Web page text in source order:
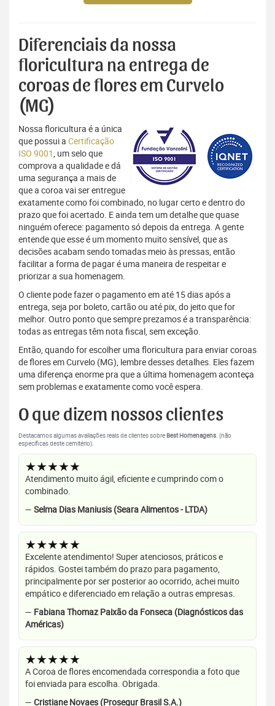
Diferenciais da nossa
floricultura na entrega de
coroas de flores em Curvelo
(MG)
Nossa floricultura é a única
que possui a Certificação
ISO 9001, um selo que
comprova a qualidade e dá
uma segurança a mais de
que a coroa vai ser entregue
exatamente como foi combinado, no lugar certo e dentro do
prazo que foi acertado. E ainda tem um detalhe que quase
ninguém oferece: pagamento só depois da entrega. A gente
entende que esse é um momento muito sensível, que as
decisões acabam sendo tomadas meio às pressas, então
facilitar a forma de pagar é uma maneira de respeitar e
priorizar a sua homenagem.
O cliente pode fazer o pagamento em até 15 dias após a
entrega, seja por boleto, cartão ou até pix, do jeito que for
melhor. Outro ponto que sempre prezamos é a transparência:
todas as entregas têm nota fiscal, sem exceção.
Então, quando for escolher uma floricultura para enviar coroas
de flores em Curvelo (MG), lembre desses detalhes. Eles fazem
uma diferença enorme pra que a última homenagem aconteça
sem problemas e exatamente como você espera.
O que dizem nossos clientes
Destacamos algumas avaliações reais de clientes sobre Best Homenagens. (não
específicas deste cemitério).
★★★★★
Atendimento muito ágil, eficiente e cumprindo com o
combinado.
— Selma Dias Maniusis (Seara Alimentos - LTDA)
★★★★★
Excelente atendimento! Super atenciosos, práticos e
rápidos. Gostei também do prazo para pagamento,
principalmente por ser posterior ao ocorrido, achei muito
empático e diferenciado em relação a outras empresas.
— Fabiana Thomaz Paixão da Fonseca (Diagnósticos das
Américas)
★★★★★
A Coroa de flores encomendada correspondia a foto que
foi enviada para escolha. Obrigada.
— Cristiane Novaes (Prosegur Brasil S.A.)